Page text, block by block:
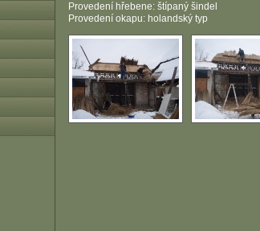
Provedení hřebene: štípaný šindel
Provedení okapu: holandský typ